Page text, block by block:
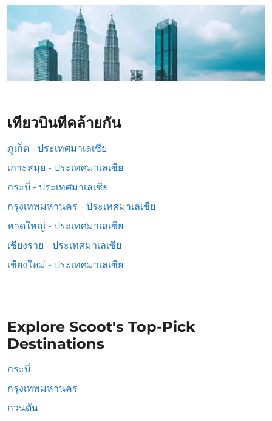
เที่ยวบินที่คล้ายกัน
ภูเก็ต - ประเทศมาเลเซีย
เกาะสมุย - ประเทศมาเลเซีย
กระบี่ - ประเทศมาเลเซีย
กรุงเทพมหานคร - ประเทศมาเลเซีย
หาดใหญ่ - ประเทศมาเลเซีย
เชียงราย - ประเทศมาเลเซีย
เชียงใหม่ - ประเทศมาเลเซีย
Explore Scoot's Top-Pick
Destinations
กระบี่
กรุงเทพมหานคร
กวนตัน